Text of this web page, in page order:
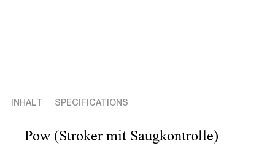
INHALT SPECIFICATIONS
Pow (Stroker mit Saugkontrolle)